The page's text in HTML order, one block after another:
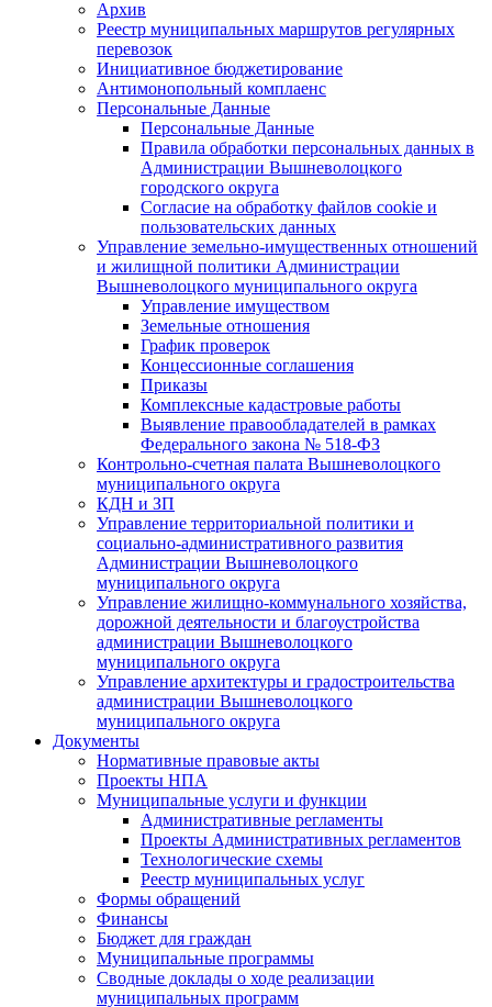
Архив
Реестр муниципальных маршрутов регулярных
перевозок
Инициативное бюджетирование
Антимонопольный комплаенс
Персональные Данные
Персональные Данные
Правила обработки персональных данных в
Администрации Вышневолоцкого
городского округа
Согласие на обработку файлов cookie и
пользовательских данных
Управление земельно-имущественных отношений
и жилищной политики Администрации
Вышневолоцкого муниципального округа
Управление имуществом
Земельные отношения
График проверок
Концессионные соглашения
Приказы
Комплексные кадастровые работы
Выявление правообладателей в рамках
Федерального закона № 518-ФЗ
Контрольно-счетная палата Вышневолоцкого
муниципального округа
КДН и ЗП
Управление территориальной политики и
социально-административного развития
Администрации Вышневолоцкого
муниципального округа
Управление жилищно-коммунального хозяйства,
дорожной деятельности и благоустройства
администрации Вышневолоцкого
муниципального округа
Управление архитектуры и градостроительства
администрации Вышневолоцкого
муниципального округа
Документы
Нормативные правовые акты
Проекты НПА
Муниципальные услуги и функции
Административные регламенты
Проекты Административных регламентов
Технологические схемы
Реестр муниципальных услуг
Формы обращений
Финансы
Бюджет для граждан
Муниципальные программы
Сводные доклады о ходе реализации
муниципальных программ